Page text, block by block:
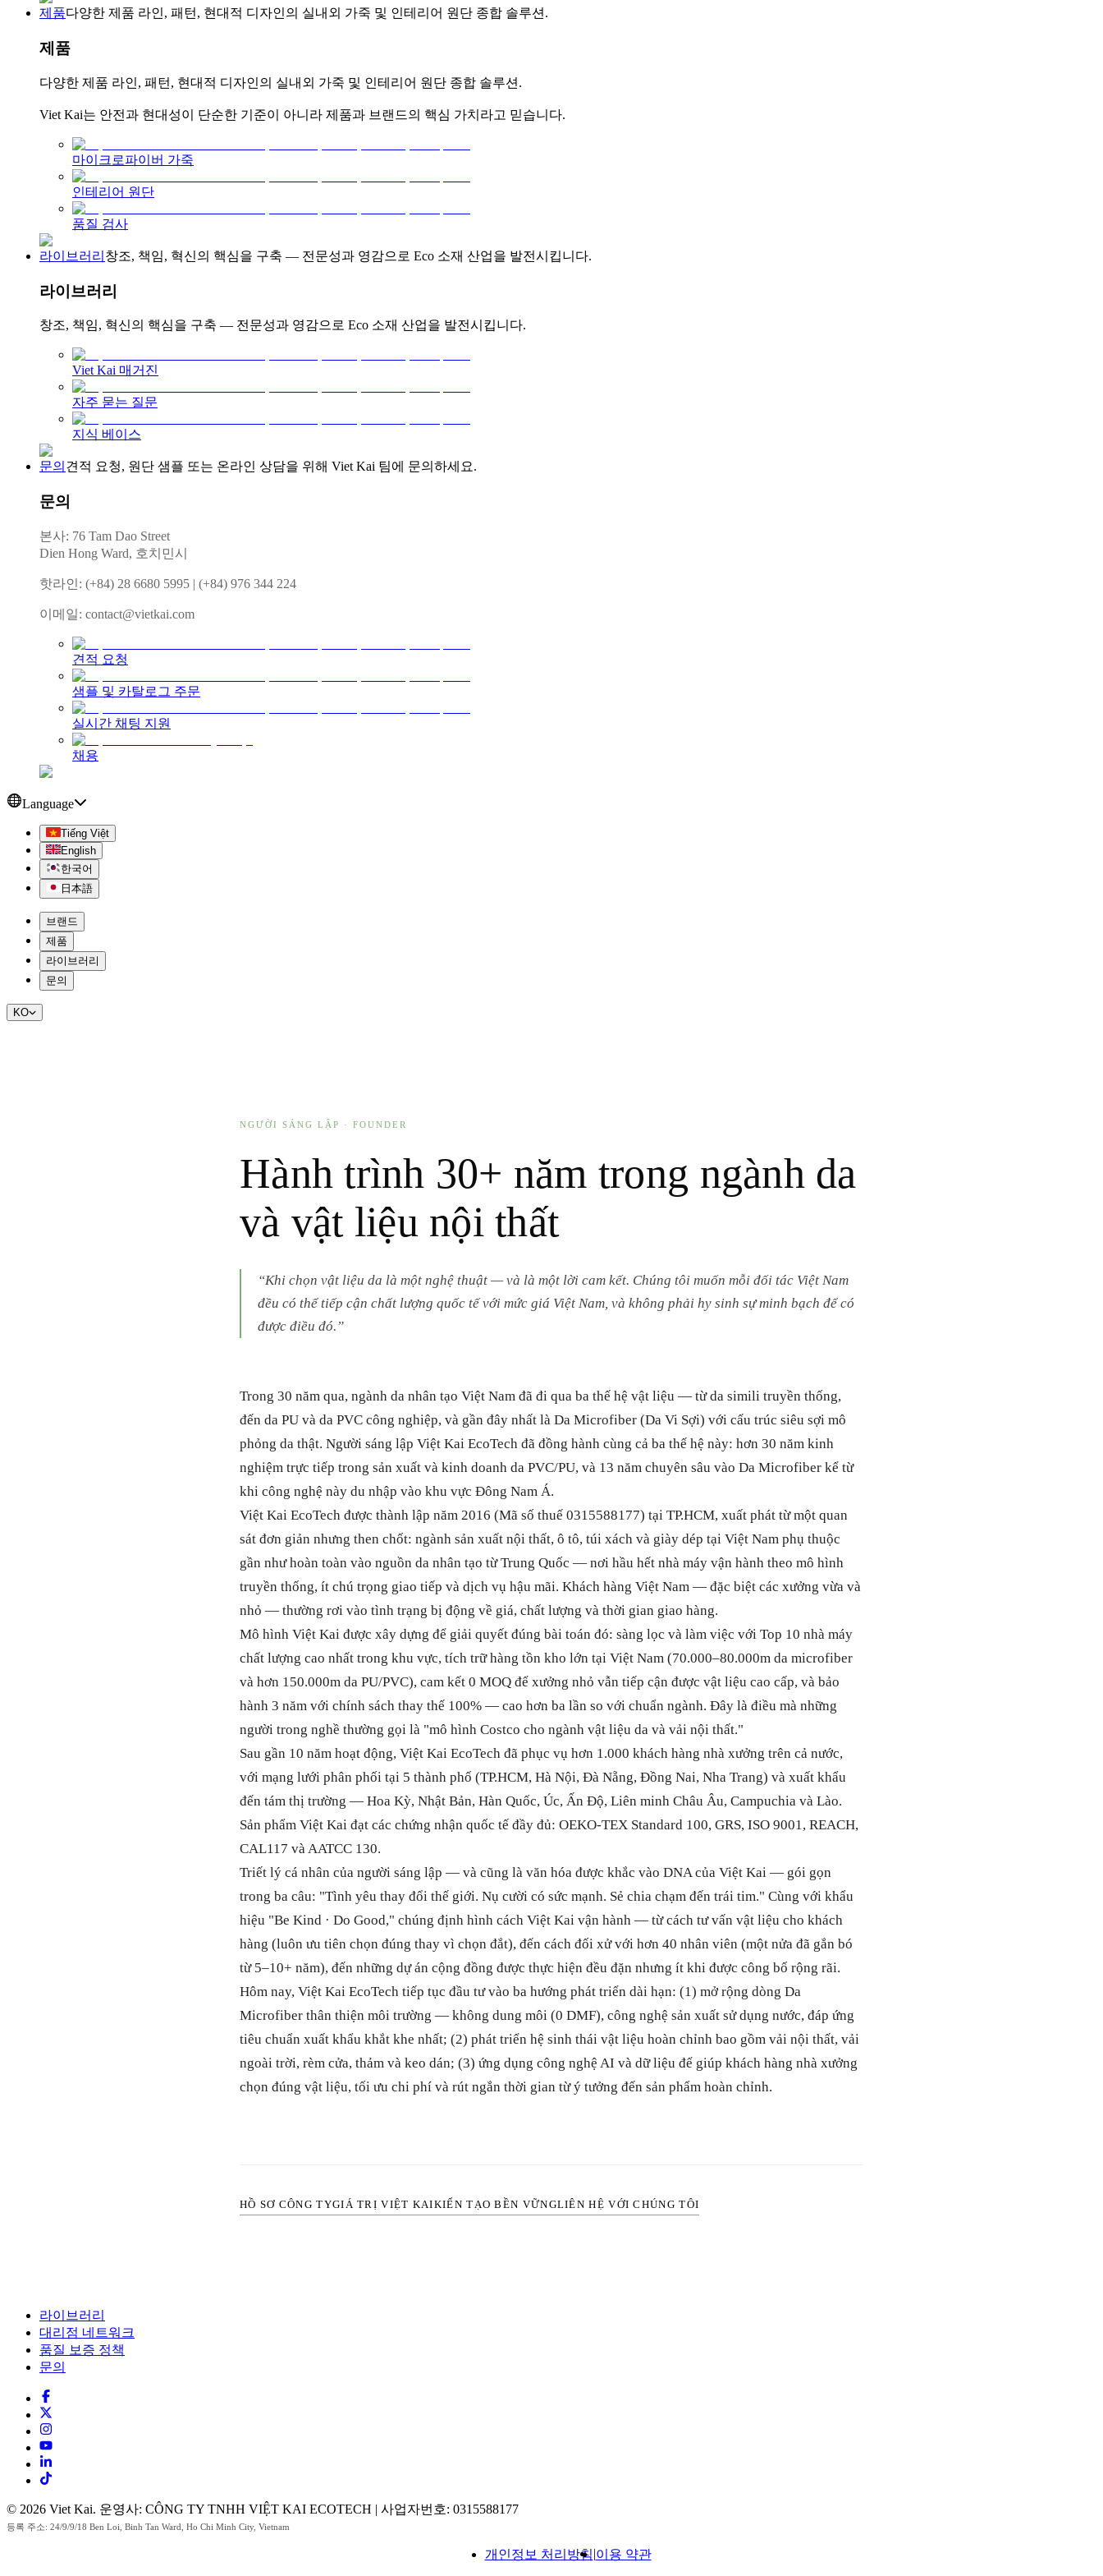
제품다양한 제품 라인, 패턴, 현대적 디자인의 실내외 가죽 및 인테리어 원단 종합 솔루션.
제품
다양한 제품 라인, 패턴, 현대적 디자인의 실내외 가죽 및 인테리어 원단 종합 솔루션.
Viet Kai는 안전과 현대성이 단순한 기준이 아니라 제품과 브랜드의 핵심 가치라고 믿습니다.
마이크로파이버 가죽
인테리어 원단
품질 검사
라이브러리 창조, 책임, 혁신의 핵심을 구축 — 전문성과 영감으로 Eco 소재 산업을 발전시킵니다.
라이브러리
창조, 책임, 혁신의 핵심을 구축 — 전문성과 영감으로 Eco 소재 산업을 발전시킵니다.
Viet Kai 매거진
자주 묻는 질문
지식 베이스
문의 견적 요청, 원단 샘플 또는 온라인 상담을 위해 Viet Kai 팀에 문의하세요.
문의
본사: 76 Tam Dao Street
Dien Hong Ward, 호치민시
핫라인 : (+84) 28 6680 5995 | (+84) 976 344 224
이메일: contact@vietkai.com
견적 요청
샘플 및 카탈로그 주문
실시간 채팅 지원
채용
Language
Tiếng Việt
English
한국어
日本語
브랜드
제품
라이브러리
문의
KO
NGƯỜI SÁNG LẬP · FOUNDER
Hành trình 30+ năm trong ngành da
và vật liệu nội thất
“Khi chọn vật liệu da là một nghệ thuật — và là một lời cam kết. Chúng tôi muốn mỗi đối tác Việt Nam
đều có thể tiếp cận chất lượng quốc tế với mức giá Việt Nam, và không phải hy sinh sự minh bạch để có
được điều đó.”
Trong 30 năm qua, ngành da nhân tạo Việt Nam đã đi qua ba thế hệ vật liệu — từ da simili truyền thống,
đến da PU và da PVC công nghiệp, và gần đây nhất là Da Microfiber (Da Vi Sợi) với cấu trúc siêu sợi mô
phỏng da thật. Người sáng lập Việt Kai EcoTech đã đồng hành cùng cả ba thế hệ này: hơn 30 năm kinh
nghiệm trực tiếp trong sản xuất và kinh doanh da PVC/PU, và 13 năm chuyên sâu vào Da Microfiber kể từ
khi công nghệ này du nhập vào khu vực Đông Nam Á.
Việt Kai EcoTech được thành lập năm 2016 (Mã số thuế 0315588177) tại TP.HCM, xuất phát từ một quan
sát đơn giản nhưng then chốt: ngành sản xuất nội thất, ô tô, túi xách và giày dép tại Việt Nam phụ thuộc
gần như hoàn toàn vào nguồn da nhân tạo từ Trung Quốc — nơi hầu hết nhà máy vận hành theo mô hình
truyền thống, ít chú trọng giao tiếp và dịch vụ hậu mãi. Khách hàng Việt Nam — đặc biệt các xưởng vừa và
nhỏ — thường rơi vào tình trạng bị động về giá, chất lượng và thời gian giao hàng.
Mô hình Việt Kai được xây dựng để giải quyết đúng bài toán đó: sàng lọc và làm việc với Top 10 nhà máy
chất lượng cao nhất trong khu vực, tích trữ hàng tồn kho lớn tại Việt Nam (70.000–80.000m da microfiber
và hơn 150.000m da PU/PVC), cam kết 0 MOQ để xưởng nhỏ vẫn tiếp cận được vật liệu cao cấp, và bảo
hành 3 năm với chính sách thay thế 100% — cao hơn ba lần so với chuẩn ngành. Đây là điều mà những
người trong nghề thường gọi là "mô hình Costco cho ngành vật liệu da và vải nội thất."
Sau gần 10 năm hoạt động, Việt Kai EcoTech đã phục vụ hơn 1.000 khách hàng nhà xưởng trên cả nước,
với mạng lưới phân phối tại 5 thành phố (TP.HCM, Hà Nội, Đà Nẵng, Đồng Nai, Nha Trang) và xuất khẩu
đến tám thị trường — Hoa Kỳ, Nhật Bản, Hàn Quốc, Úc, Ấn Độ, Liên minh Châu Âu, Campuchia và Lào.
Sản phẩm Việt Kai đạt các chứng nhận quốc tế đầy đủ: OEKO-TEX Standard 100, GRS, ISO 9001, REACH,
CAL117 và AATCC 130.
Triết lý cá nhân của người sáng lập — và cũng là văn hóa được khắc vào DNA của Việt Kai — gói gọn
trong ba câu: "Tình yêu thay đổi thế giới. Nụ cười có sức mạnh. Sẻ chia chạm đến trái tim." Cùng với khẩu
hiệu "Be Kind · Do Good," chúng định hình cách Việt Kai vận hành — từ cách tư vấn vật liệu cho khách
hàng (luôn ưu tiên chọn đúng thay vì chọn đắt), đến cách đối xử với hơn 40 nhân viên (một nửa đã gắn bó
từ 5–10+ năm), đến những dự án cộng đồng được thực hiện đều đặn nhưng ít khi được công bố rộng rãi.
Hôm nay, Việt Kai EcoTech tiếp tục đầu tư vào ba hướng phát triển dài hạn: (1) mở rộng dòng Da
Microfiber thân thiện môi trường — không dung môi (0 DMF), công nghệ sản xuất sử dụng nước, đáp ứng
tiêu chuẩn xuất khẩu khắt khe nhất; (2) phát triển hệ sinh thái vật liệu hoàn chỉnh bao gồm vải nội thất, vải
ngoài trời, rèm cửa, thảm và keo dán; (3) ứng dụng công nghệ AI và dữ liệu để giúp khách hàng nhà xưởng
chọn đúng vật liệu, tối ưu chi phí và rút ngắn thời gian từ ý tưởng đến sản phẩm hoàn chỉnh.
HỒ SƠ CÔNG TYGIÁ TRỊ VIỆT KAIKIẾN TẠO BỀN VỮNGLIÊN HỆ VỚI CHÚNG TÔI
라이브러리
대리점 네트워크
품질 보증 정책
문의
© 2026 Viet Kai. 운영사: CÔNG TY TNHH VIỆT KAI ECOTECH | 사업자번호: 0315588177
등록 주소: 24/9/9/18 Ben Loi, Binh Tan Ward, Ho Chi Minh City, Vietnam
개인정보 처리방침|이용 약관